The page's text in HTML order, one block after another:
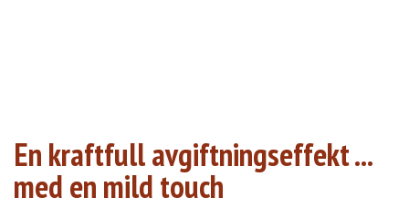
En kraftfull avgiftningseffekt ...
med en mild touch